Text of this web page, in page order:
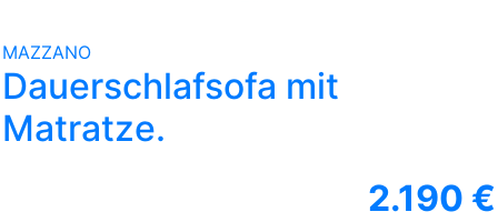
MAZZANO
Dauerschlafsofa mit
Matratze.
2.190 €